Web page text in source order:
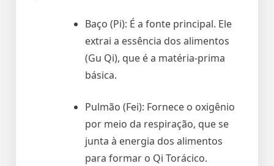
Baço (Pi): É a fonte principal. Ele
extrai a essência dos alimentos
(Gu Qi), que é a matéria-prima
básica.
Pulmão (Fei): Fornece o oxigênio
por meio da respiração, que se
junta à energia dos alimentos
para formar o Qi Torácico.